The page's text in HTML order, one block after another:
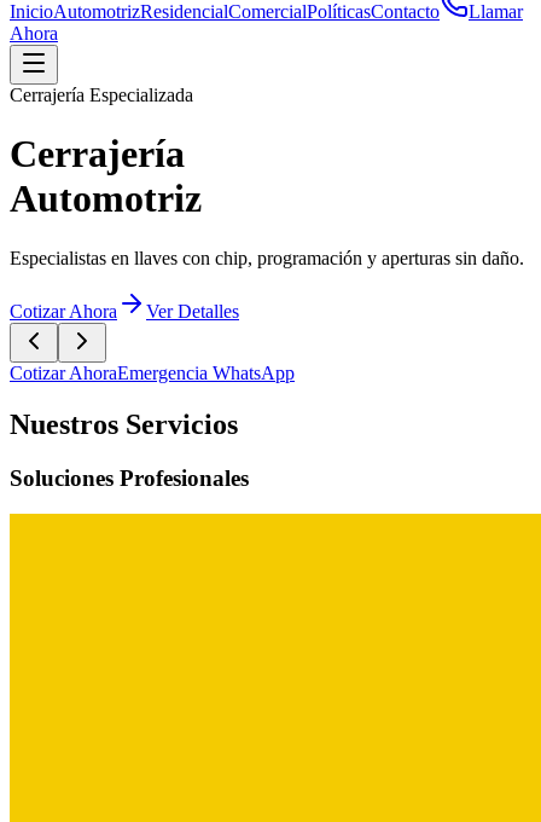
InicioAutomotrizResidencialComercialPolíticasContacto
Llamar
Ahora
Cotizar AhoraEmergencia WhatsApp
Nuestros Servicios
Soluciones Profesionales